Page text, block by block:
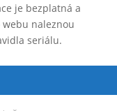
je bezplatná a
naleznou
seriálu.